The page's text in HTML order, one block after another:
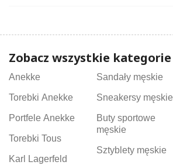
Zobacz wszystkie kategorie
Anekke
Torebki Anekke
Portfele Anekke
Torebki Tous
Karl Lagerfeld
Sandały męskie
Sneakersy męskie
Buty sportowe
męskie
Sztyblety męskie